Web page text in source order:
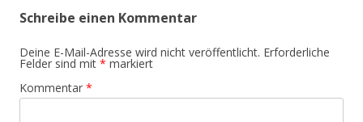
Schreibe einen Kommentar
Deine E-Mail-Adresse wird nicht veröffentlicht. Erforderliche
Felder sind mit * markiert
Kommentar *